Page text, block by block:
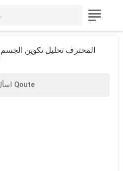

اسأل عن Qoute